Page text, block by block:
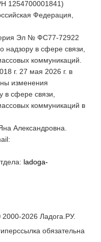
1254700001841)
Федерация,
Эл № ФС77-72922
надзору в сфере связи,
коммуникаций.
г. 27 мая 2026 г. в
изменения
в сфере связи,
коммуникаций в
Александровна.
ladoga-
2000-2026 Ладога.РУ.
обязательна